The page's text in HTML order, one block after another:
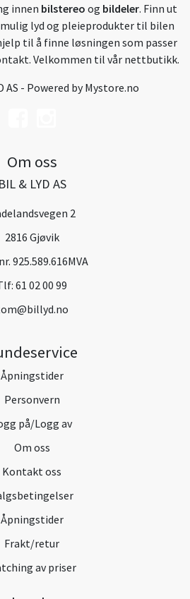
innen bilstereo og bildeler. Finn ut
lyd og pleieprodukter til bilen
til å finne løsningen som passer
Velkommen til vår nettbutikk.
AS - Powered byMystore.no
Om oss
BIL & LYD AS
2
2816 Gjøvik
925.589.616MVA
61 02 00 99
Åpningstider
Personvern
på/Logg av
Om oss
Kontakt oss
Åpningstider
Frakt/retur
av priser